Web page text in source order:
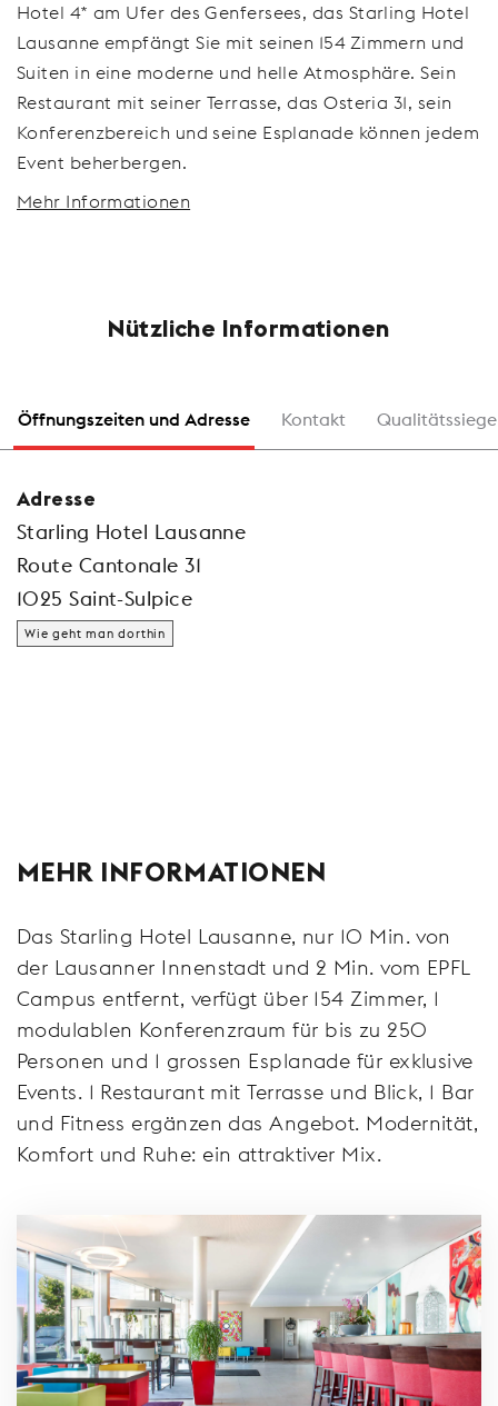
Hotel 4* am Ufer des Genfersees, das Starling Hotel
Lausanne empfängt Sie mit seinen 154 Zimmern und
Suiten in eine moderne und helle Atmosphäre. Sein
Restaurant mit seiner Terrasse, das Osteria 31, sein
Konferenzbereich und seine Esplanade können jedem
Event beherbergen.
Mehr Informationen
Nützliche Informationen
Öffnungszeiten und Adresse Kontakt
Adresse
Starling Hotel Lausanne
Route Cantonale 31
1025 Saint-Sulpice
Wie geht man dorthin
MEHR INFORMATIONEN
Das Starling Hotel Lausanne, nur 10 Min. von
der Lausanner Innenstadt und 2 Min. vom EPFL
Campus entfernt, verfügt über 154 Zimmer, 1
modulablen Konferenzraum für bis zu 250
Personen und 1 grossen Esplanade für exklusive
Events. 1 Restaurant mit Terrasse und Blick, 1 Bar
und Fitness ergänzen das Angebot. Modernität,
Komfort und Ruhe: ein attraktiver Mix.